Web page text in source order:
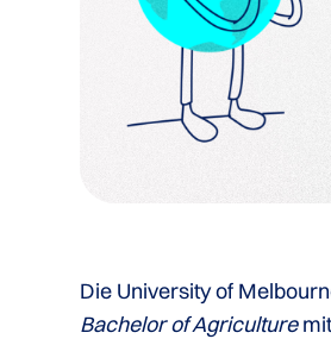
Die University of
Bachelor of Agriculture